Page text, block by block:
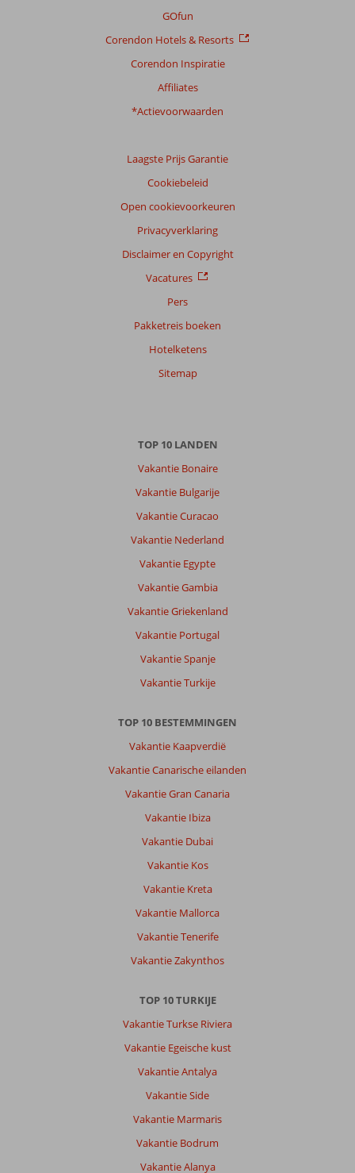
GOfun
Corendon Hotels & Resorts
Corendon Inspiratie
Affiliates
*Actievoorwaarden
Laagste Prijs Garantie
Cookiebeleid
Open cookievoorkeuren
Privacyverklaring
Disclaimer en Copyright
Vacatures
Pers
Pakketreis boeken
Hotelketens
Sitemap
TOP 10 LANDEN
Vakantie Bonaire
Vakantie Bulgarije
Vakantie Curacao
Vakantie Nederland
Vakantie Egypte
Vakantie Gambia
Vakantie Griekenland
Vakantie Portugal
Vakantie Spanje
Vakantie Turkije
TOP 10 BESTEMMINGEN
Vakantie Kaapverdië
Vakantie Canarische eilanden
Vakantie Gran Canaria
Vakantie Ibiza
Vakantie Dubai
Vakantie Kos
Vakantie Kreta
Vakantie Mallorca
Vakantie Tenerife
Vakantie Zakynthos
TOP 10 TURKIJE
Vakantie Turkse Riviera
Vakantie Egeische kust
Vakantie Antalya
Vakantie Side
Vakantie Marmaris
Vakantie Bodrum
Vakantie Alanya